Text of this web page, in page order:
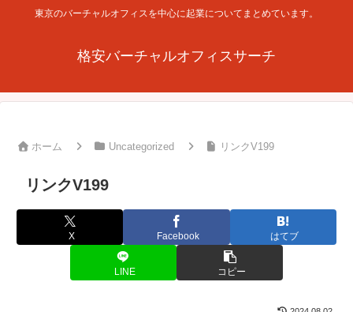
東京のバーチャルオフィスを中心に起業についてまとめています。
格安バーチャルオフィスサーチ
ホーム Uncategorized リンクV199
リンクV199
X Facebook はてブ
LINE コピー